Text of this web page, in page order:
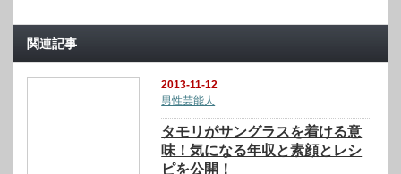
関連記事
2013-11-12
男性芸能人
タモリがサングラスを着ける意
味！気になる年収と素顔とレシ
ピを公開！